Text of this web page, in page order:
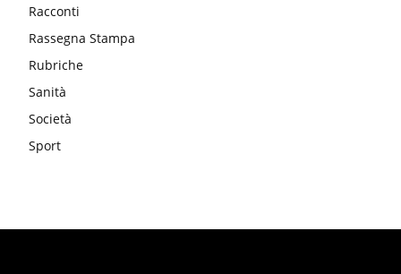
Racconti
Rassegna Stampa
Rubriche
Sanità
Società
Sport